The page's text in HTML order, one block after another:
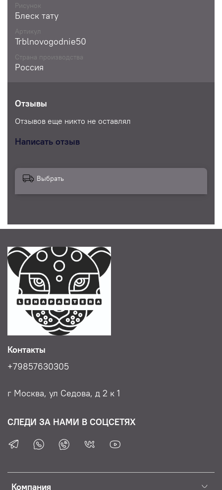
Рисунок
Блеск тату
Артикул
Trblnovogodnie50
Страна производства
Россия
Отзывы
Отзывов еще никто не оставлял
Написать отзыв
Выбрать
Компания
Контакты
+79857630305
г Москва, ул Седова, д 2 к 1
СЛЕДИ ЗА НАМИ В СОЦСЕТЯХ